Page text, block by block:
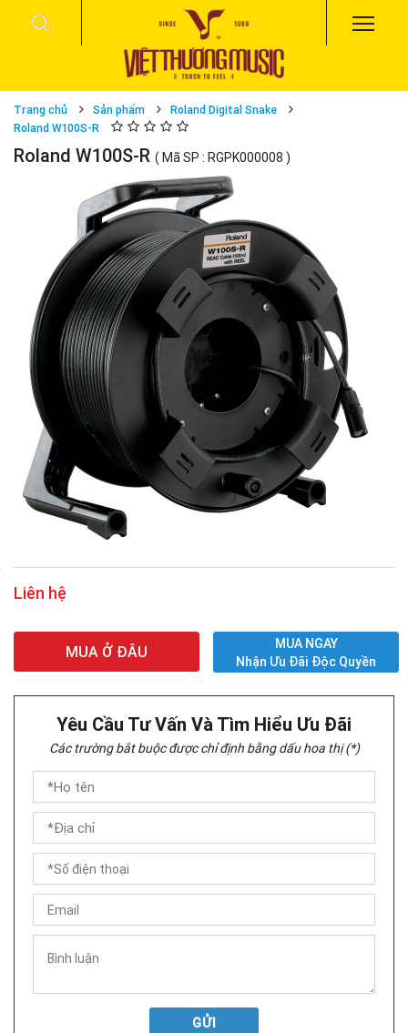
Trang chủ Sản phẩm
Roland Digital Snake
Roland W100S-R
Roland W100S-R ( Mã SP : RGPK000008 )
Liên hệ
MUA Ở ĐÂU
MUA NGAY
Nhận Ưu Đãi Độc Quyền
Yêu Cầu Tư Vấn Và Tìm Hiểu Ưu Đãi
Các trường bắt buộc được chỉ định bằng dấu hoa thị (*)
GỬI